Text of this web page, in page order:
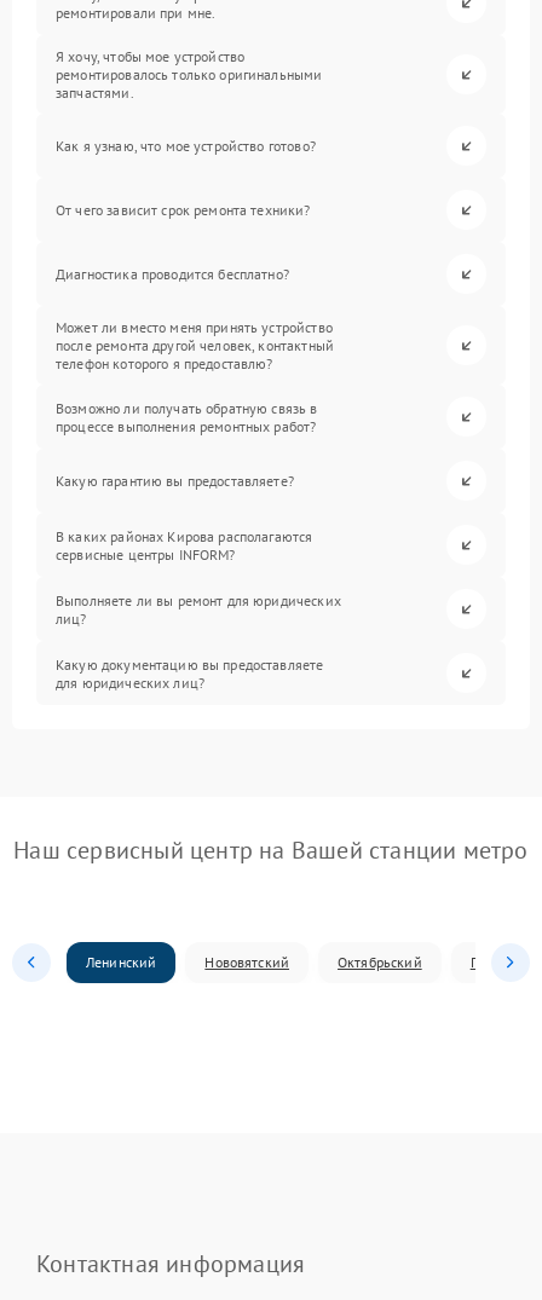
ремонтировали при мне.
Я хочу, чтобы мое устройство
ремонтировалось только оригинальными
запчастями.
Как я узнаю, что мое устройство готово?
От чего зависит срок ремонта техники?
Диагностика проводится бесплатно?
Может ли вместо меня принять устройство
после ремонта другой человек, контактный
телефон которого я предоставлю?
Возможно ли получать обратную связь в
процессе выполнения ремонтных работ?
Какую гарантию вы предоставляете?
В каких районах Кирова располагаются
сервисные центры INFORM?
Выполняете ли вы ремонт для юридических
лиц?
Какую документацию вы предоставляете
для юридических лиц?
Наш сервисный центр на Вашей станции метро
Ленинский Нововятский Октябрьский
Контактная информация